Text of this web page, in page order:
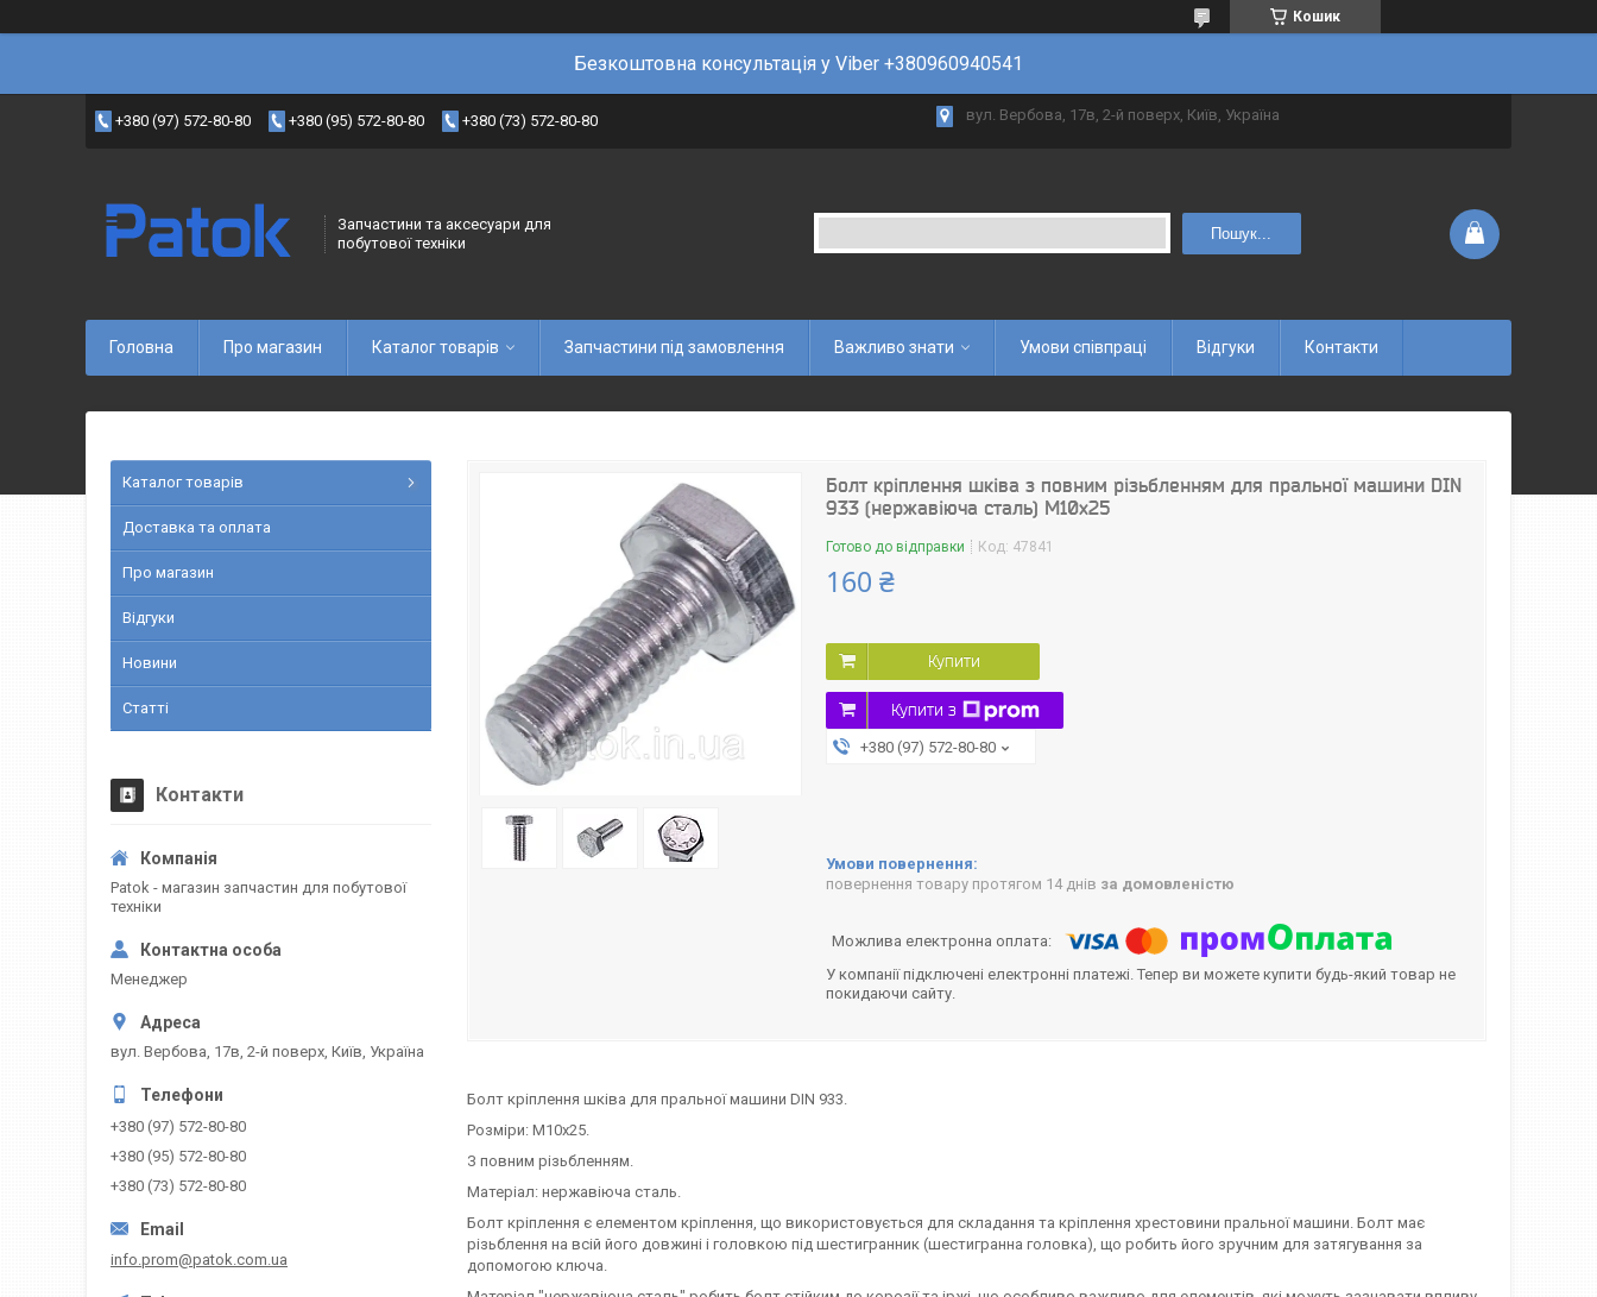
Кошик
Безкоштовна консультація у Viber +380960940541
+380 (97) 572-80-80 +380 (95) 572-80-80 +380 (73) 572-80-80 вул. Вербова, 17в, 2-й поверх, Київ, Україна
Запчастини та аксесуари для
побутової техніки
Пошук...
Головна Про магазин Каталог товарів Запчастини під замовлення Важливо знати Умови співпраці Відгуки Контакти
Болт кріплення шківа з повним різьбленням для пральної машини DIN
933 (нержавіюча сталь) M10x25
Готово до відправки Код: 47841
160 ₴
Купити
Купити з
+380 (97) 572-80-80
повернення товару протягом 14 днів за домовленістю
У компанії підключені електронні платежі. Тепер ви можете купити будь-який товар не
покидаючи сайту.
Болт кріплення шківа для пральної машини DIN 933.
Розміри: M10x25.
З повним різьбленням.
Матеріал: нержавіюча сталь.
Болт кріплення є елементом кріплення, що використовується для складання та кріплення хрестовини пральної машини. Болт має
різьблення на всій його довжині і головкою під шестигранник (шестигранна головка), що робить його зручним для затягування за
допомогою ключа.
Каталог товарів
Доставка та оплата
Про магазин
Відгуки
Новини
Статті
Контакти
Patok - магазин запчастин для побутової
техніки
Менеджер
вул. Вербова, 17в, 2-й поверх, Київ, Україна
+380 (97) 572-80-80
+380 (95) 572-80-80
+380 (73) 572-80-80
info.prom@patok.com.ua